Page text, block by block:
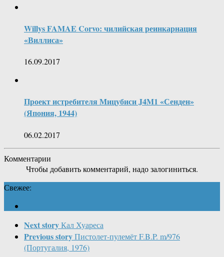
Willys FAMAE Corvo: чилийская реинкарнация
«Виллиса»
16.09.2017
Проект истребителя Мицубиси J4M1 «Сенден»
(Япония, 1944)
06.02.2017
Комментарии
Чтобы добавить комментарий, надо залогиниться.
Свежее:
Next storyКал Хуареса
Previous storyПистолет-пулемёт F.B.P. m/976
(Португалия, 1976)